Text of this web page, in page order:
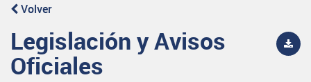
Volver
Legislación y Avisos
Oficiales